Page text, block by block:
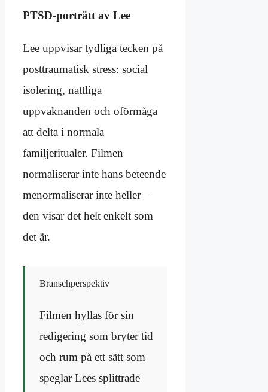
PTSD-porträtt av Lee
Lee uppvisar tydliga tecken på
posttraumatisk stress: social
isolering, nattliga
uppvaknanden och oförmåga
att delta i normala
familjeritualer. Filmen
normaliserar inte hans beteende
menormaliserar inte heller –
den visar det helt enkelt som
det är.
Branschperspektiv
Filmen hyllas för sin
redigering som bryter tid
och rum på ett sätt som
speglar Lees splittrade